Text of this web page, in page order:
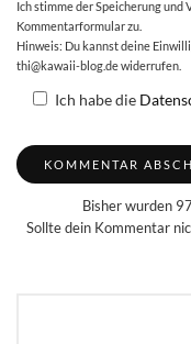
Ich stimme der Speicherung und
Kommentarformular zu.
Hinweis: Du kannst deine
thi@kawaii-blog.de widerrufen.
Ich habe die
Bisher wurden
Sollte dein Kommentar